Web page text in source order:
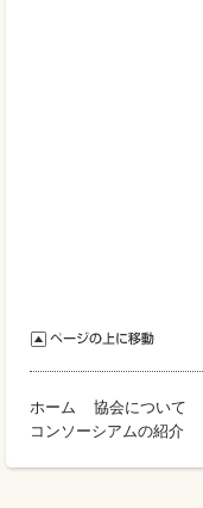
ホーム 協会について
コンソーシアムの紹介